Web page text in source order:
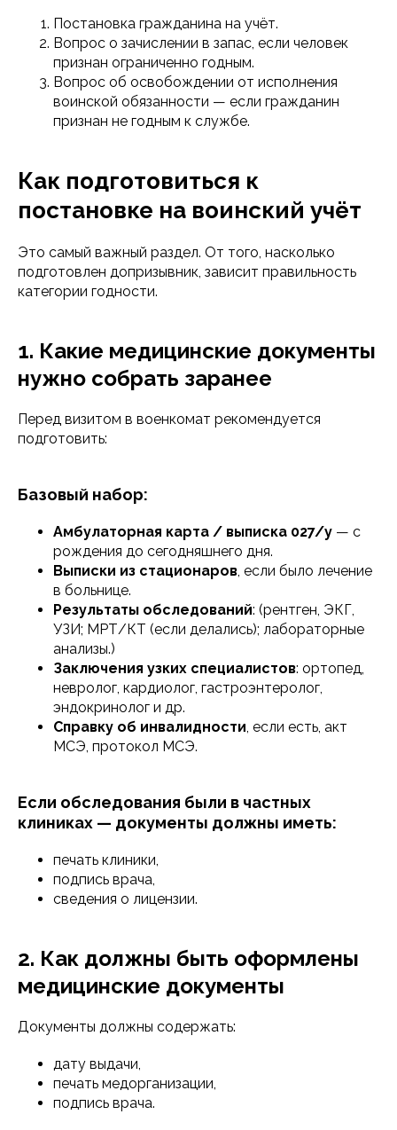
Постановка гражданина на учёт.
Вопрос о зачислении в запас, если человек
признан ограниченно годным.
Вопрос об освобождении от исполнения
воинской обязанности — если гражданин
признан не годным к службе.
Как подготовиться к
постановке на воинский учёт
Это самый важный раздел. От того, насколько
подготовлен допризывник, зависит правильность
категории годности.
1. Какие медицинские документы
нужно собрать заранее
Перед визитом в военкомат рекомендуется
подготовить:
Базовый набор:
Амбулаторная карта / выписка 027/у — с
рождения до сегодняшнего дня.
Выписки из стационаров, если было лечение
в больнице.
Результаты обследований: (рентген, ЭКГ,
УЗИ; МРТ/КТ (если делались); лабораторные
анализы.)
Заключения узких специалистов: ортопед,
невролог, кардиолог, гастроэнтеролог,
эндокринолог и др.
Справку об инвалидности, если есть, акт
МСЭ, протокол МСЭ.
Если обследования были в частных
клиниках — документы должны иметь:
печать клиники,
подпись врача,
сведения о лицензии.
2. Как должны быть оформлены
медицинские документы
Документы должны содержать:
дату выдачи,
печать медорганизации,
подпись врача.